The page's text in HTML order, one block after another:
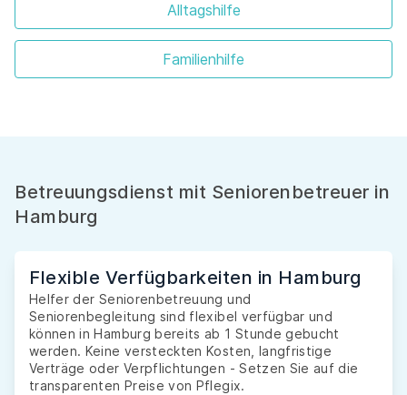
Alltagshilfe
Familienhilfe
Betreuungsdienst mit Seniorenbetreuer in
Hamburg
Flexible Verfügbarkeiten in Hamburg
Helfer der Seniorenbetreuung und
Seniorenbegleitung sind flexibel verfügbar und
können in Hamburg bereits ab 1 Stunde gebucht
werden. Keine versteckten Kosten, langfristige
Verträge oder Verpflichtungen - Setzen Sie auf die
transparenten Preise von Pflegix.